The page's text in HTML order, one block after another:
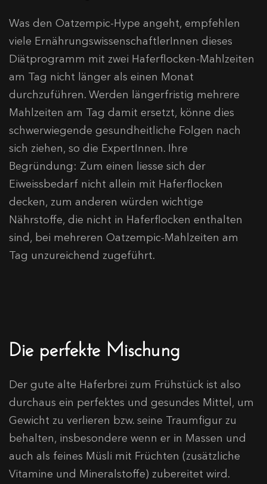
Was den Oatzempic-Hype angeht, empfehlen
viele ErnährungswissenschaftlerInnen dieses
Diätprogramm mit zwei Haferflocken-Mahlzeiten
am Tag nicht länger als einen Monat
durchzuführen. Werden längerfristig mehrere
Mahlzeiten am Tag damit ersetzt, könne dies
schwerwiegende gesundheitliche Folgen nach
sich ziehen, so die ExpertInnen. Ihre
Begründung: Zum einen liesse sich der
Eiweissbedarf nicht allein mit Haferflocken
decken, zum anderen würden wichtige
Nährstoffe, die nicht in Haferflocken enthalten
sind, bei mehreren Oatzempic-Mahlzeiten am
Tag unzureichend zugeführt.
Die perfekte Mischung
Der gute alte Haferbrei zum Frühstück ist also
durchaus ein perfektes und gesundes Mittel, um
Gewicht zu verlieren bzw. seine Traumfigur zu
behalten, insbesondere wenn er in Massen und
auch als feines Müsli mit Früchten (zusätzliche
Vitamine und Mineralstoffe) zubereitet wird.